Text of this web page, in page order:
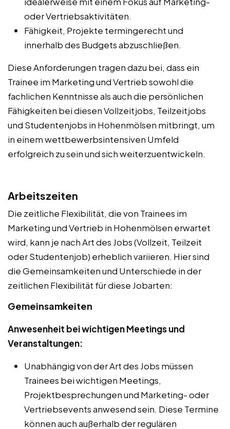
oder Vertriebsaktivitäten.
Fähigkeit, Projekte termingerecht und
innerhalb des Budgets abzuschließen.
Diese Anforderungen tragen dazu bei, dass ein
Trainee im Marketing und Vertrieb sowohl die
fachlichen Kenntnisse als auch die persönlichen
Fähigkeiten bei diesen Vollzeitjobs, Teilzeitjobs
und Studentenjobs in Hohenmölsen mitbringt, um
in einem wettbewerbsintensiven Umfeld
erfolgreich zu sein und sich weiterzuentwickeln.
Arbeitszeiten
Die zeitliche Flexibilität, die von Trainees im
Marketing und Vertrieb in Hohenmölsen erwartet
wird, kann je nach Art des Jobs (Vollzeit, Teilzeit
oder Studentenjob) erheblich variieren. Hier sind
die Gemeinsamkeiten und Unterschiede in der
zeitlichen Flexibilität für diese Jobarten:
Gemeinsamkeiten
Anwesenheit bei wichtigen Meetings und
Veranstaltungen:
Unabhängig von der Art des Jobs müssen
Trainees bei wichtigen Meetings,
Projektbesprechungen und Marketing- oder
Vertriebsevents anwesend sein. Diese Termine
können auch außerhalb der regulären